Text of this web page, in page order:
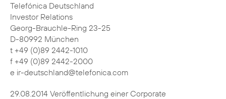
Telefónica Deutschland
Investor Relations
Georg-Brauchle-Ring 23-25
D-80992 München
t +49 (0)89 2442-1010
f +49 (0)89 2442-2000
e ir-deutschland@telefonica.com
29.08.2014 Veröffentlichung einer Corporate